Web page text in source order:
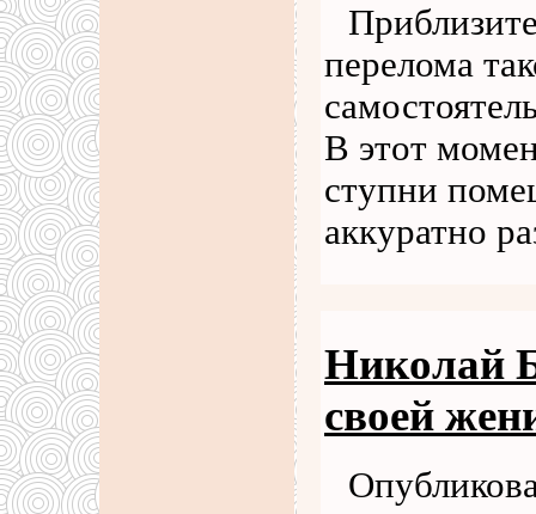
перелома
В этот
ступни
аккуратно
Николай
своей